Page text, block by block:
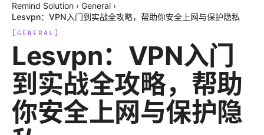
Remind Solution › General ›
Lesvpn：VPN入门到实战全攻略，帮助你安全上网与保护隐私
GENERAL
Lesvpn：VPN入门
到实战全攻略，帮助
你安全上网与保护隐